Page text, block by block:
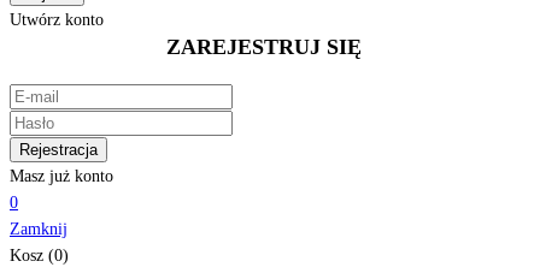
Utwórz konto
ZAREJESTRUJ SIĘ
Masz już konto
0
Zamknij
Kosz (0)